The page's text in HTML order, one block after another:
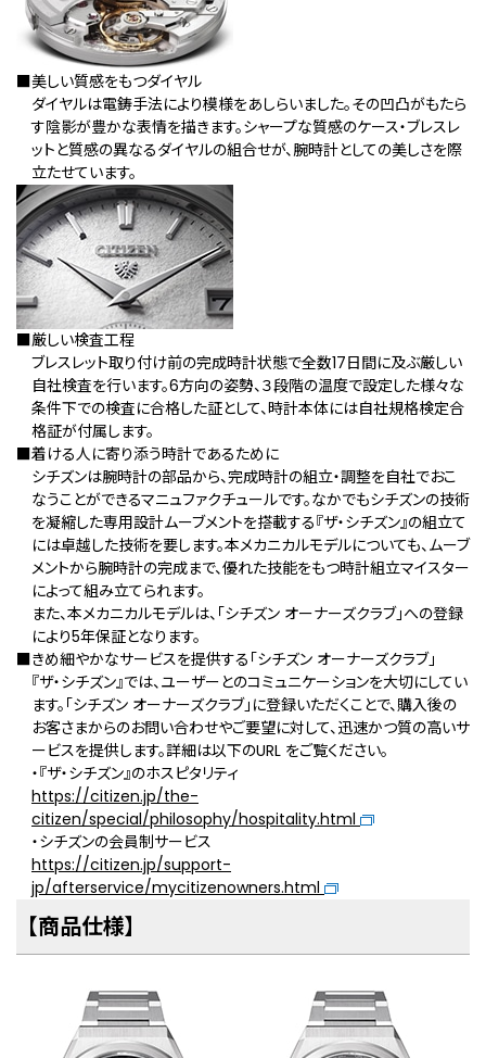
■美しい質感をもつダイヤル
ダイヤルは電鋳手法により模様をあしらいました。その凹凸がもたら
す陰影が豊かな表情を描きます。シャープな質感のケース・ブレスレ
ットと質感の異なるダイヤルの組合せが、腕時計としての美しさを際
立たせています。
■厳しい検査工程
ブレスレット取り付け前の完成時計状態で全数17日間に及ぶ厳しい
自社検査を行います。6方向の姿勢、３段階の温度で設定した様々な
条件下での検査に合格した証として、時計本体には自社規格検定合
格証が付属します。
■着ける人に寄り添う時計であるために
シチズンは腕時計の部品から、完成時計の組立・調整を自社でおこ
なうことができるマニュファクチュールです。なかでもシチズンの技術
を凝縮した専用設計ムーブメントを搭載する『ザ・シチズン』の組立て
には卓越した技術を要します。本メカニカルモデルについても、ムーブ
メントから腕時計の完成まで、優れた技能をもつ時計組立マイスター
によって組み立てられます。
また、本メカニカルモデルは、「シチズン オーナーズクラブ」への登録
により5年保証となります。
■きめ細やかなサービスを提供する「シチズン オーナーズクラブ」
『ザ・シチズン』では、ユーザーとのコミュニケーションを⼤切にしてい
ます。「シチズン オーナーズクラブ」に登録いただくことで、購⼊後の
お客さまからのお問い合わせやご要望に対して、迅速かつ質の⾼いサ
ービスを提供します。詳細は以下のURL をご覧ください。
・『ザ・シチズン』のホスピタリティ
https://citizen.jp/the-
citizen/special/philosophy/hospitality.html
・シチズンの会員制サービス
https://citizen.jp/support-
jp/afterservice/mycitizenowners.html
【商品仕様】